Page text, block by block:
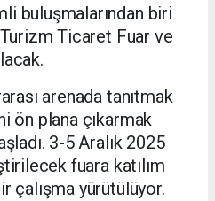
buluşmalarından biri
Turizm Ticaret Fuar ve
arenada tanıtmak
ön plana çıkarmak
3-5 Aralık 2025
fuara katılım
çalışma yürütülüyor.